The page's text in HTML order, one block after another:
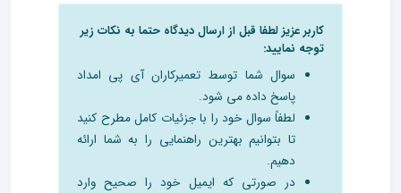
کاربر عزیز لطفا قبل از ارسال دیدگاه حتما به نکات زیر
توجه نمایید:
سوال شما توسط تعمیرکاران آی پی امداد
پاسخ داده می شود.
لطفاً سوال خود را با جزئیات کامل مطرح کنید
تا بتوانیم بهترین راهنمایی را به شما ارائه
دهیم.
در صورتی که ایمیل خود را صحیح وارد